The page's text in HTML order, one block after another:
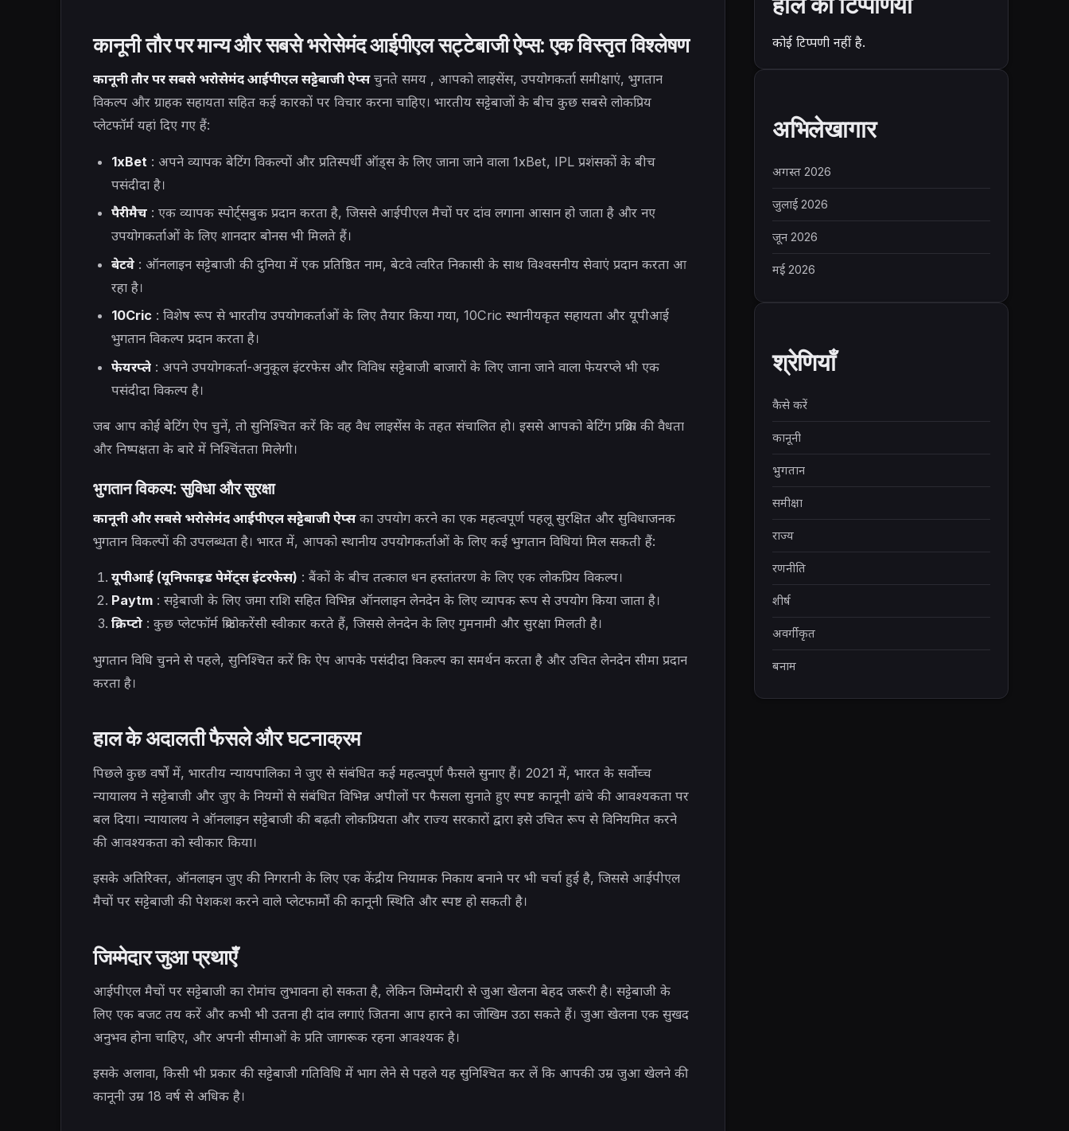
कानूनी तौर पर मान्य और सबसे भरोसेमंद आईपीएल सट्टेबाजी ऐप्स: एक विस्तृत विश्लेषण
कानूनी तौर पर सबसे भरोसेमंद आईपीएल सट्टेबाजी ऐप्सचुनते समय , आपको लाइसेंस, उपयोगकर्ता समीक्षाएं, भुगतान
विकल्प और ग्राहक सहायता सहित कई कारकों पर विचार करना चाहिए। भारतीय सट्टेबाजों के बीच कुछ सबसे लोकप्रिय
प्लेटफॉर्म यहां दिए गए हैं:
1xBet : अपने व्यापक बेटिंग विकल्पों और प्रतिस्पर्धी ऑड्स के लिए जाना जाने वाला 1xBet, IPL प्रशंसकों के बीच
पसंदीदा है।
पैरीमैच: एक व्यापक स्पोर्ट्सबुक प्रदान करता है, जिससे आईपीएल मैचों पर दांव लगाना आसान हो जाता है और नए
उपयोगकर्ताओं के लिए शानदार बोनस भी मिलते हैं।
बेटवे: ऑनलाइन सट्टेबाजी की दुनिया में एक प्रतिष्ठित नाम, बेटवे त्वरित निकासी के साथ विश्वसनीय सेवाएं प्रदान करता आ
रहा है।
10Cric: विशेष रूप से भारतीय उपयोगकर्ताओं के लिए तैयार किया गया, 10Cric स्थानीयकृत सहायता और यूपीआई
भुगतान विकल्प प्रदान करता है।
फेयरप्ले: अपने उपयोगकर्ता-अनुकूल इंटरफेस और विविध सट्टेबाजी बाजारों के लिए जाना जाने वाला फेयरप्ले भी एक
पसंदीदा विकल्प है।
जब आप कोई बेटिंग ऐप चुनें, तो सुनिश्चित करें कि वह वैध लाइसेंस के तहत संचालित हो। इससे आपको बेटिंग प्रक्रिया की वैधता
और निष्पक्षता के बारे में निश्चिंतता मिलेगी।
भुगतान विकल्प: सुविधा और सुरक्षा
कानूनी और सबसे भरोसेमंद आईपीएल सट्टेबाजी ऐप्सका उपयोग करने का एक महत्वपूर्ण पहलू सुरक्षित और सुविधाजनक
भुगतान विकल्पों की उपलब्धता है। भारत में, आपको स्थानीय उपयोगकर्ताओं के लिए कई भुगतान विधियां मिल सकती हैं:
यूपीआई (यूनिफाइड पेमेंट्स इंटरफेस) : बैंकों के बीच तत्काल धन हस्तांतरण के लिए एक लोकप्रिय विकल्प।
Paytm: सट्टेबाजी के लिए जमा राशि सहित विभिन्न ऑनलाइन लेनदेन के लिए व्यापक रूप से उपयोग किया जाता है।
क्रिप्टो: कुछ प्लेटफॉर्म क्रिप्टोकरेंसी स्वीकार करते हैं, जिससे लेनदेन के लिए गुमनामी और सुरक्षा मिलती है।
भुगतान विधि चुनने से पहले, सुनिश्चित करें कि ऐप आपके पसंदीदा विकल्प का समर्थन करता है और उचित लेनदेन सीमा प्रदान
करता है।
हाल के अदालती फैसले और घटनाक्रम
पिछले कुछ वर्षों में, भारतीय न्यायपालिका ने जुए से संबंधित कई महत्वपूर्ण फैसले सुनाए हैं। 2021 में, भारत के सर्वोच्च
न्यायालय ने सट्टेबाजी और जुए के नियमों से संबंधित विभिन्न अपीलों पर फैसला सुनाते हुए स्पष्ट कानूनी ढांचे की आवश्यकता पर
बल दिया। न्यायालय ने ऑनलाइन सट्टेबाजी की बढ़ती लोकप्रियता और राज्य सरकारों द्वारा इसे उचित रूप से विनियमित करने
की आवश्यकता को स्वीकार किया।
इसके अतिरिक्त, ऑनलाइन जुए की निगरानी के लिए एक केंद्रीय नियामक निकाय बनाने पर भी चर्चा हुई है, जिससे आईपीएल
मैचों पर सट्टेबाजी की पेशकश करने वाले प्लेटफार्मों की कानूनी स्थिति और स्पष्ट हो सकती है।
जिम्मेदार जुआ प्रथाएँ
आईपीएल मैचों पर सट्टेबाजी का रोमांच लुभावना हो सकता है, लेकिन जिम्मेदारी से जुआ खेलना बेहद जरूरी है। सट्टेबाजी के
लिए एक बजट तय करें और कभी भी उतना ही दांव लगाएं जितना आप हारने का जोखिम उठा सकते हैं। जुआ खेलना एक सुखद
अनुभव होना चाहिए, और अपनी सीमाओं के प्रति जागरूक रहना आवश्यक है।
इसके अलावा, किसी भी प्रकार की सट्टेबाजी गतिविधि में भाग लेने से पहले यह सुनिश्चित कर लें कि आपकी उम्र जुआ खेलने की
कानूनी उम्र 18 वर्ष से अधिक है।
कोई टिप्पणी नहीं है.
अभिलेखागार
अगस्त 2026
जुलाई 2026
जून 2026
मई 2026
श्रेणियाँ
कैसे करें
कानूनी
भुगतान
समीक्षा
राज्य
रणनीति
शीर्ष
अवर्गीकृत
बनाम